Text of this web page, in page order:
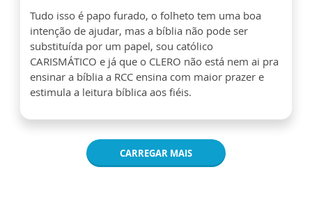
Tudo isso é papo furado, o folheto tem uma boa
intenção de ajudar, mas a bíblia não pode ser
substituída por um papel, sou católico
CARISMÁTICO e já que o CLERO não está nem ai pra
ensinar a bíblia a RCC ensina com maior prazer e
estimula a leitura bíblica aos fiéis.
CARREGAR MAIS